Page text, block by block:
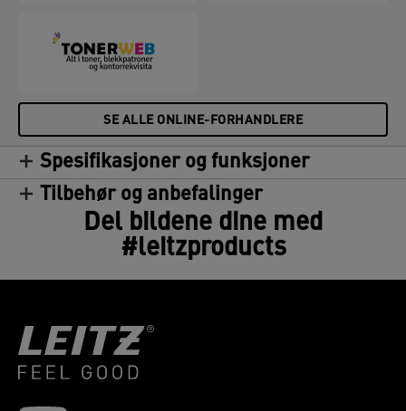
SE ALLE ONLINE-FORHANDLERE
Spesifikasjoner og funksjoner
Tilbehør og anbefalinger
Del bildene dine med
#leitzproducts